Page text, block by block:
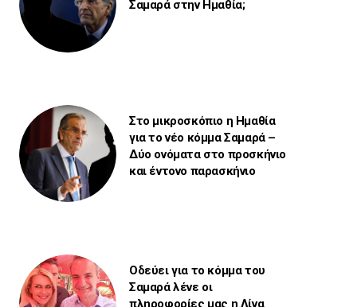
Σαμαρά στην Ημαθία;
Στο μικροσκόπιο η Ημαθία
για το νέο κόμμα Σαμαρά –
Δύο ονόματα στο προσκήνιο
και έντονο παρασκήνιο
Οδεύει για το κόμμα του
Σαμαρά λένε οι
πληροφορίες μας η Λίνα